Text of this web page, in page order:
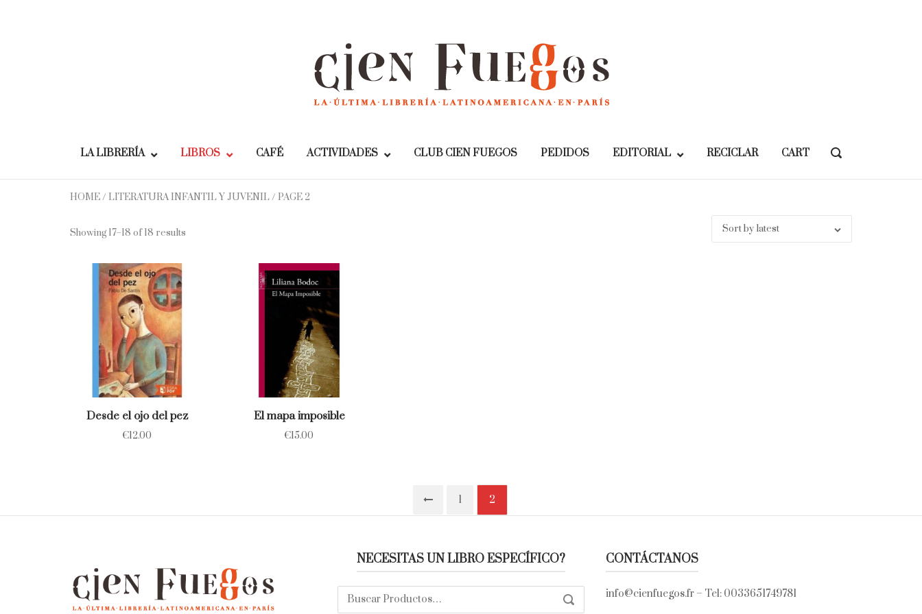
LA LIBRERÍA LIBROS CAFÉ ACTIVIDADES CLUB CIEN FUEGOS PEDIDOS EDITORIAL RECICLAR CART
OPEN
BAR
HOME/ LITERATURA INFANTIL Y JUVENIL/ PAGE 2
Showing 17–18 of 18 results Sort by latest
Desde el ojo del pez
€12.00
El mapa imposible
€15.00
1 2
NECESITAS UN LIBRO ESPECÍFICO?
Buscar:
SEARCH
CONTÁCTANOS
info@cienfuegos.fr– Tel: 0033651749781